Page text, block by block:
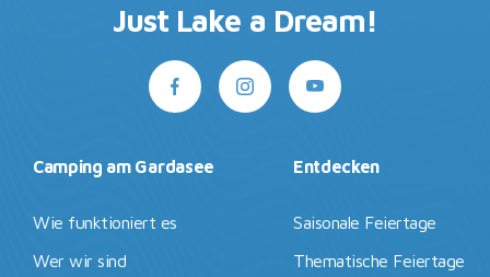
Just Lake a Dream!
Camping am Gardasee
Wie funktioniert es
Wer wir sind
Entdecken
Saisonale Feiertage
Thematische Feiertage